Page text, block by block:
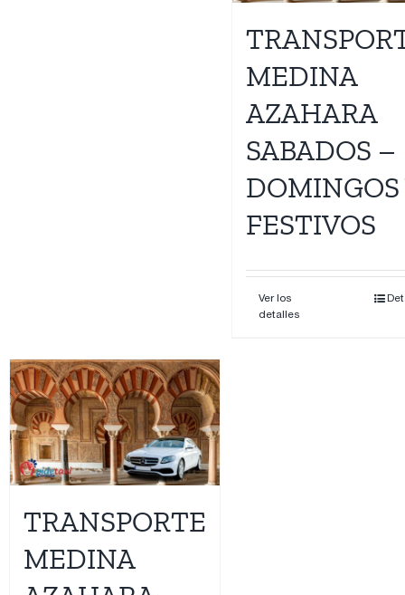
MEDINA
AZAHARA
SABADOS –
DOMINGOS
FESTIVOS
Ver los
detalles
TRANSPORTE
MEDINA